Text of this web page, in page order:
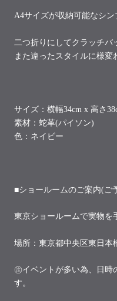
A4サイズが収納可能なシン
二つ折りにしてクラッチバ
また違ったスタイルに様変
サイズ：横幅34cm x 高さ
素材：蛇革(パイソン)
色：ネイビー
■ショールームのご案内(ご
東京ショールームで実物を
場所：東京都中央区東日本
㊟イベントが多い為、日時
す。